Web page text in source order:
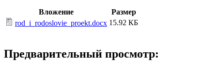
Вложение
Размер
rod_i_rodoslovie_proekt.docx 15.92 КБ
Предварительный просмотр: